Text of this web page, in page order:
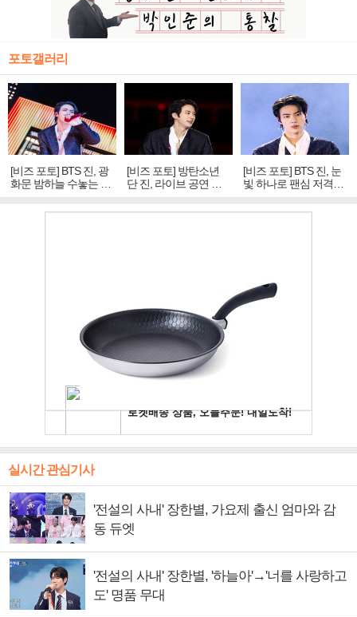
포토갤러리
[비즈 포토] BTS 진, 광
화문 밤하늘 수놓는 '비
주얼 킹'의 열창
[비즈 포토] 방탄소년
단 진, 라이브 공연 중
빛나는 독보적 아우라
[비즈 포토] BTS 진, 눈
빛 하나로 팬심 저격…
독보적 카리스마
실시간 관심기사
'전설의 사내' 장한별, 가요제 출신 엄마와 감
동 듀엣
'전설의 사내' 장한별, '하늘아'→'너를 사랑하고
도' 명품 무대